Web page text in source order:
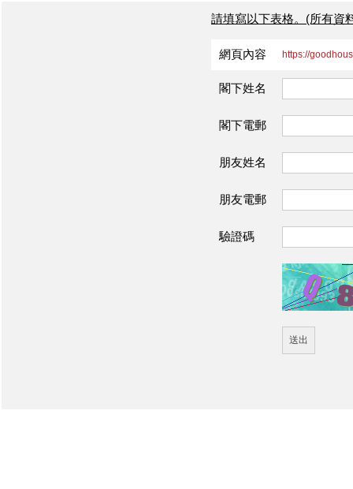
請填寫以下表格。(所有資
網頁內容 https://
閣下姓名
閣下電郵
朋友姓名
朋友電郵
驗證碼